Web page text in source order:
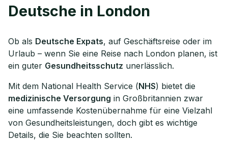
Finanzen
Über Uns
Kontakt
Deutsche in London
Ob als Deutsche Expats, auf Geschäftsreise oder im
Urlaub – wenn Sie eine Reise nach London planen, ist
ein guter Gesundheitsschutz unerlässlich.
Mit dem National Health Service (NHS) bietet die
medizinische Versorgung in Großbritannien zwar
eine umfassende Kostenübernahme für eine Vielzahl
von Gesundheitsleistungen, doch gibt es wichtige
Details, die Sie beachten sollten.